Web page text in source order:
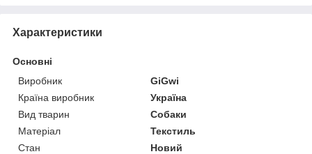
Характеристики
Основні
Виробник
GiGwi
Країна виробник
Україна
Вид тварин
Собаки
Матеріал
Текстиль
Стан
Новий